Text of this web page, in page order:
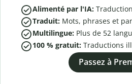
Alimenté par l'IA:
Traduit: Mots, phrases et
Multilingue: Plus de 52
100 % gratuit: Traductions
Passez à